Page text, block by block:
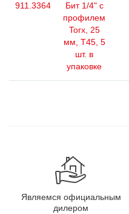
911.3364
Бит 1/4" с
профилем
Torx, 25
мм, Т45, 5
шт. в
упаковке
Являемся официальным
дилером